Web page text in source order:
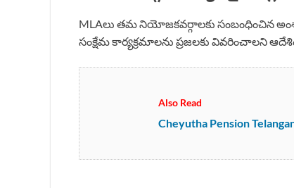
MLAలు తమ నియోజకవర్గాలకు సంబంధించిన
సంక్షేమ కార్యక్రమాలను ప్రజలకు వివరించాలని
Also Read
Cheyutha Pension